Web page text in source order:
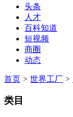
头条
人才
百科知道
短视频
商圈
动态
首页 > 世界工厂 >
类目